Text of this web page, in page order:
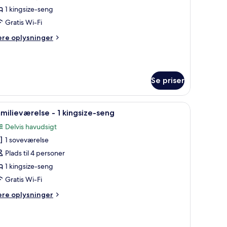
1 kingsize-seng
Gratis Wi-Fi
oplysninger
Se priser
bord med en lampe, en sofa og et stort vindue med gardiner.
Et hotelværelse med to senge, et rundt
8 - 1 kingsize-seng
Delvis havudsigt
1 soveværelse
Plads til 4 personer
1 kingsize-seng
Gratis Wi-Fi
oplysninger